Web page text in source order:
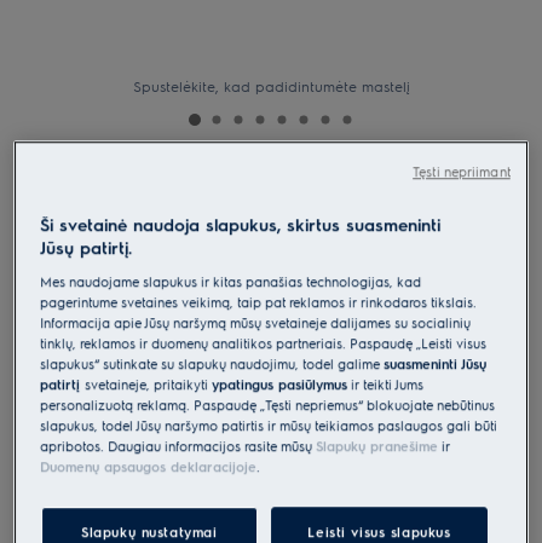
Spustelėkite, kad padidintumėte mastelį
Montuojama indaplovė 45 cm 600
serija „SatelliteClean“
4.9 (733)
Gaminio informacijos lapas
Pagrindiniai privalumai
Indaplovėje „600 SatelliteClean®“ indai geriau apipurškiami
vandeniu.
Su „SatelliteClean®“ vanduo purškiamas 3 kartus racionaliau.
Su „MaxiFlex“ stalčiumi galima lengvai išplauti beveik visų formų ir
dydžių stalo įrankius.
Ši svetainė naudoja slapukus, skirtus suasmeninti
Jūsų patirtį.
Mes naudojame slapukus ir kitas panašias technologijas, kad
pagerintume svetainės veikimą, taip pat reklamos ir rinkodaros tikslais.
Informacija apie Jūsų naršymą mūsų svetainėje dalijamės su socialinių
tinklų, reklamos ir duomenų analitikos partneriais. Paspaudę „Leisti visus
slapukus“ sutinkate su slapukų naudojimu, todėl galimesuasmeninti Jūsų
patirtįsvetainėje, pritaikytiypatingus pasiūlymus ir teikti Jums
personalizuotą reklamą. Paspaudę „Tęsti nepriėmus“ blokuojate nebūtinus
slapukus, todėl Jūsų naršymo patirtis ir mūsų teikiamos paslaugos gali būti
apribotos. Daugiau informacijos rasite mūsų Slapukų pranešime ir
Duomenų apsaugos deklaracijoje.
Slapukų nustatymai Leisti visus slapukus
Tęsti nepriimant